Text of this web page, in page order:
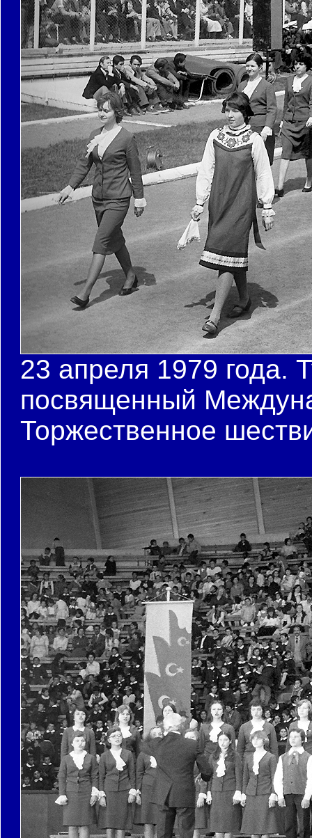
23 апреля 1979 года.
посвященный
Торжественное